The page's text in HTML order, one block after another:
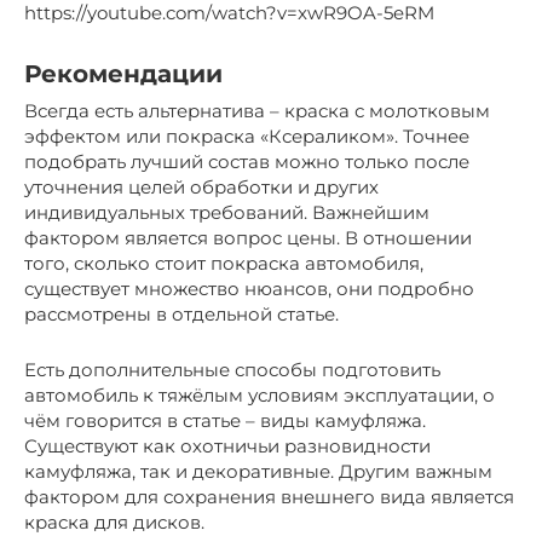
https://youtube.com/watch?v=xwR9OA-5eRM
Рекомендации
Всегда есть альтернатива – краска с молотковым
эффектом или покраска «Ксераликом». Точнее
подобрать лучший состав можно только после
уточнения целей обработки и других
индивидуальных требований. Важнейшим
фактором является вопрос цены. В отношении
того, сколько стоит покраска автомобиля,
существует множество нюансов, они подробно
рассмотрены в отдельной статье.
Есть дополнительные способы подготовить
автомобиль к тяжёлым условиям эксплуатации, о
чём говорится в статье – виды камуфляжа.
Существуют как охотничьи разновидности
камуфляжа, так и декоративные. Другим важным
фактором для сохранения внешнего вида является
краска для дисков.